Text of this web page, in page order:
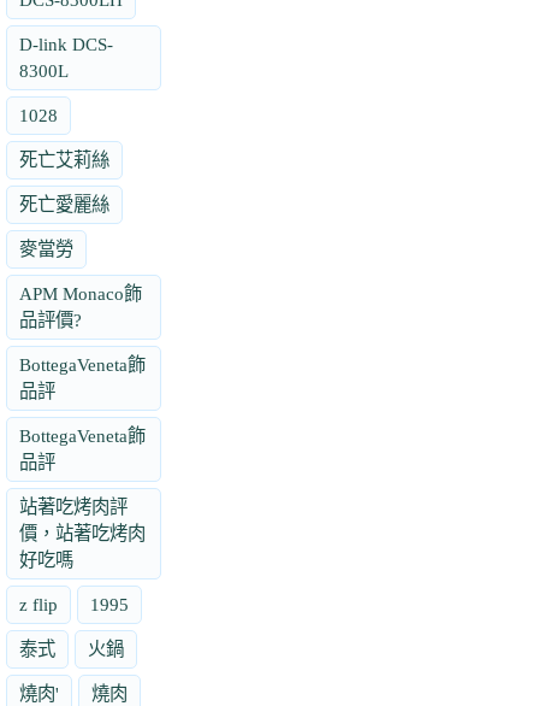
D-link DCS-
8300L
1028
死亡艾莉絲
死亡愛麗絲
麥當勞
APM Monaco飾
品評價?
BottegaVeneta飾
品評
BottegaVeneta飾
品評
站著吃烤肉評
價，站著吃烤肉
好吃嗎
z flip 1995
泰式 火鍋
燒肉' 燒肉